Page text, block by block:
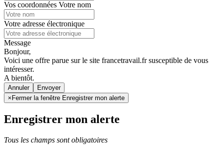
Vos coordonnées Votre nom
Votre adresse électronique
Message
Bonjour,
Voici une offre parue sur le site francetravail.fr susceptible de vous
intéresser.
A bientôt.
Annuler
× Fermer la fenêtre Enregistrer mon alerte
Enregistrer mon alerte
Tous les champs sont obligatoires